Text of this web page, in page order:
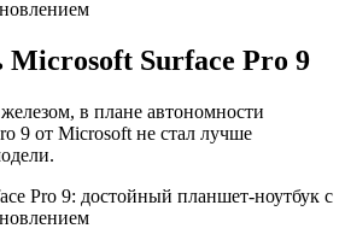
Microsoft Surface Pro 9
в плане автономности
9 от Microsoft не стал лучше